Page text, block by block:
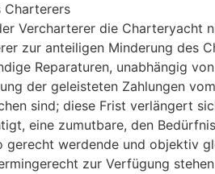
Charterers
Vercharterer die Charteryacht
zur anteiligen Minderung des
Reparaturen, unabhängig
der geleisteten Zahlungen
sind; diese Frist verlängert
eine zumutbare, den
gerecht werdende und objektiv
zur Verfügung